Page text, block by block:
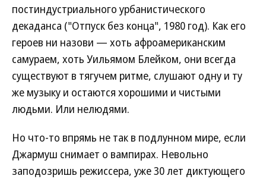
постиндустриального урбанистического
декаданса ("Отпуск без конца", 1980 год). Как его
героев ни назови — хоть афроамериканским
самураем, хоть Уильямом Блейком, они всегда
существуют в тягучем ритме, слушают одну и ту
же музыку и остаются хорошими и чистыми
людьми. Или нелюдями.
Но что-то впрямь не так в подлунном мире, если
Джармуш снимает о вампирах. Невольно
заподозришь режиссера, уже 30 лет диктующего